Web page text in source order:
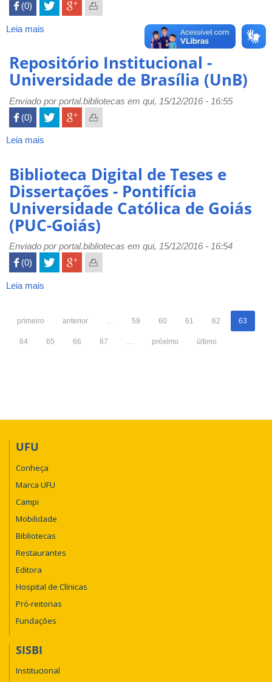
Universidade
de
 (0)
Leia mais
Digital
de
Teses
Dissertações
-
Universidade
(Unifor)
Repositório Institucional -
Universidade de Brasília (UnB)
Enviado porportal.bibliotecas em qui, 15/12/2016 - 16:55
 (0)
Leia mais
-
Universidade
de
Brasília
(UnB)
Biblioteca Digital de Teses e
Dissertações - Pontifícia
Universidade Católica de Goiás
(PUC-Goiás)
Enviado porportal.bibliotecas em qui, 15/12/2016 - 16:54
 (0)
Leia mais
Teses
primeiro anterior … 59 60 61 62 63
64 65 66 67 … próximo último
UFU
Conheça
Marca UFU
Campi
Mobilidade
Bibliotecas
Restaurantes
Editora
Hospital de Clínicas
Pró-reitorias
Fundações
SISBI
Institucional